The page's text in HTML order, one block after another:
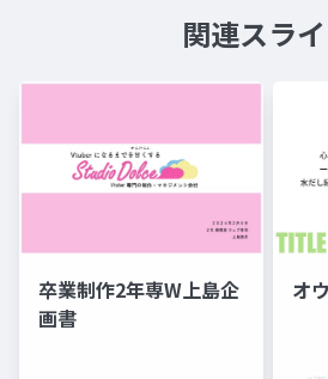
関連スラ
卒業制作2年専W上島企
画書
オ